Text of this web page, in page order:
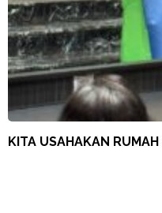
KITA USAHAKAN RUMAH